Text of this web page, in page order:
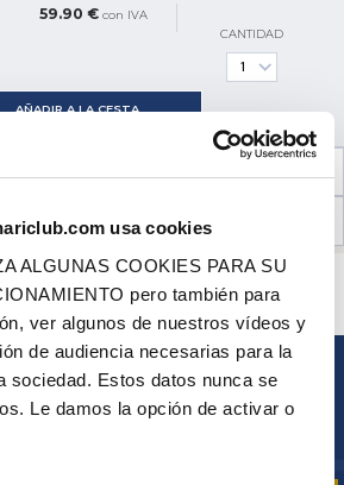
usa cookies
ALGUNAS COOKIES PARA SU
pero también para
ver algunos de nuestros vídeos y
de audiencia necesarias para la
sociedad. Estos datos nunca se
Le damos la opción de activar o
59.90 € con IVA
CANTIDAD
AÑADIR A LA CESTA
PREGUNTA? ¿NECESITA AYUDA?
EN CONTACTO CON NOSOTROS
BOLETÍN